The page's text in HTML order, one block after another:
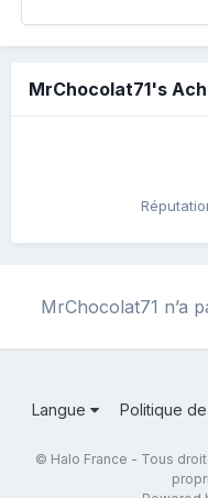
MrChocolat71's
MrChocolat71 n’a
Langue Politique
© Halo France - Tous